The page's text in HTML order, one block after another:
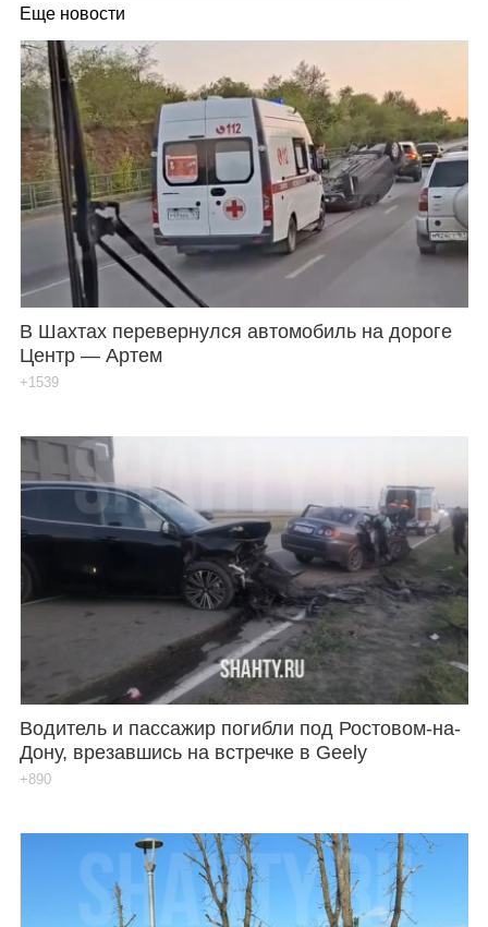
Еще новости
В Шахтах перевернулся автомобиль на дороге
Центр — Артем
+1539
Водитель и пассажир погибли под Ростовом-на-
Дону, врезавшись на встречке в Geely
+890